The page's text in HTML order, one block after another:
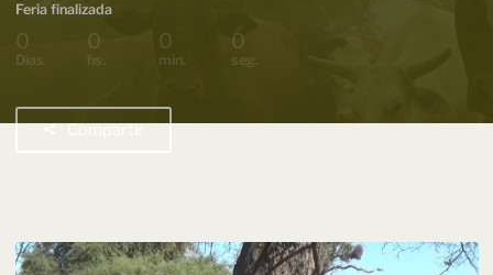
Feria finalizada
0
Días
0
hs.
0
min.
0
seg.
Compartir